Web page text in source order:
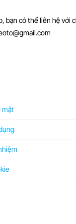
mật
bạn có thể liên hệ với